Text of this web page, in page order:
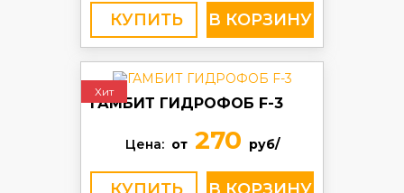
КУПИТЬ
Хит
ГАМБИТ ГИДРОФОБ F-3
Цена: от270 руб/